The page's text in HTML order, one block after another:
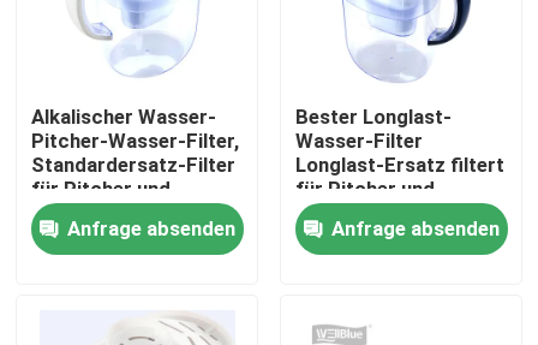
Alkalischer Wasser-
Pitcher-Wasser-Filter,
Standardersatz-Filter
für Pitcher und
Zufuhren, BPA geben
frei Anfrage absenden
Bester Longlast-
Wasser-Filter
Longlast-Ersatz filtert
für Pitcher und
Zufuhren verringert
die freie Führung BPA
Anfrage absenden